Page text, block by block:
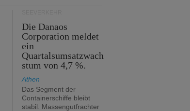
Die Danaos
Corporation meldet
ein
Quartalsumsatzwach
stum von 4,7 %.
Athen
Das Segment der
Containerschiffe bleibt
stabil. Massengutfrachter